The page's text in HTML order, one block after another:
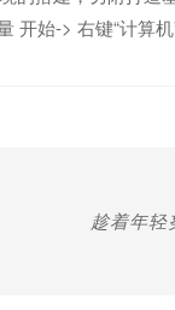
开始-> 右键“计算
趁着年轻